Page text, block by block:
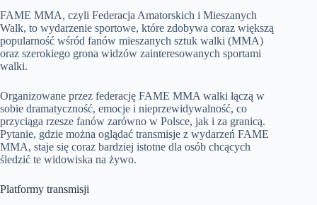
FAME MMA, czyli Federacja Amatorskich i Mieszanych
Walk, to wydarzenie sportowe, które zdobywa coraz większą
popularność wśród fanów mieszanych sztuk walki (MMA)
oraz szerokiego grona widzów zainteresowanych sportami
walki.
Organizowane przez federację FAME MMA walki łączą w
sobie dramatyczność, emocje i nieprzewidywalność, co
przyciąga rzesze fanów zarówno w Polsce, jak i za granicą.
Pytanie, gdzie można oglądać transmisje z wydarzeń FAME
MMA, staje się coraz bardziej istotne dla osób chcących
śledzić te widowiska na żywo.
Platformy transmisji